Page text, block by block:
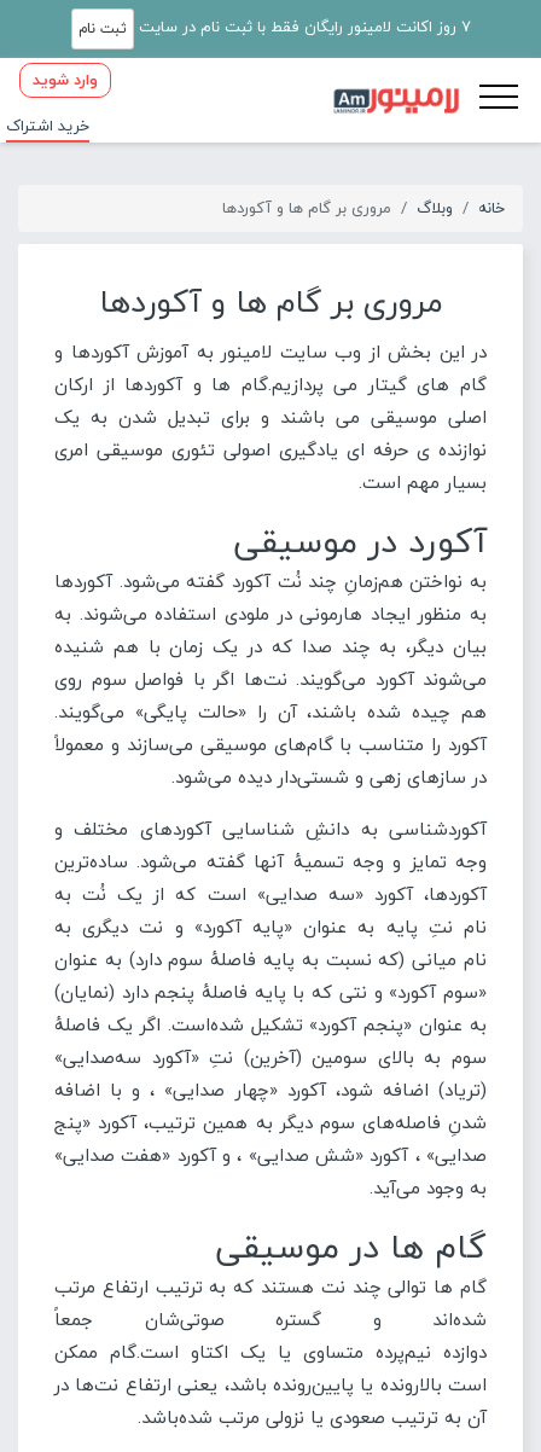
7 روز اکانت لامینور رایگان فقط با ثبت نام در سایت ثبت نام
وارد شوید
خرید اشتراک
خانه وبلاگ مروری بر گام ها و آکوردها
مروری بر گام ها و آکوردها
در این بخش از وب سایت لامینور به آموزش آکوردها و
گام های گیتار می پردازیم.گام ها و آکوردها از ارکان
اصلی موسیقی می باشند و برای تبدیل شدن به یک
نوازنده ی حرفه ای یادگیری اصولی تئوری موسیقی امری
بسیار مهم است.
آکورد در موسیقی
به نواختن هم‌زمانِ چند نُت آکورد گفته می‌شود. آکوردها
به منظور ایجاد هارمونی در ملودی استفاده می‌شوند. به
بیان دیگر، به چند صدا که در یک زمان با هم شنیده
می‌شوند آکورد می‌گویند. نت‌ها اگر با فواصل سوم روی
هم چیده شده باشند، آن را «حالت پایگی» می‌گویند.
آکورد را متناسب با گام‌های موسیقی می‌سازند و معمولاً
در سازهای زهی و شستی‌دار دیده می‌شود.
آکوردشناسی به دانشِ شناسایی آکوردهای مختلف و
وجه تمایز و وجه تسمیهٔ آنها گفته می‌شود. ساده‌ترین
آکوردها، آکورد «سه صدایی» است که از یک نُت به
نام نتِ پایه به عنوان «پایه آکورد» و نت دیگری به
نام میانی (که نسبت به پایه فاصلهٔ سوم دارد) به عنوان
«سوم آکورد» و نتی که با پایه فاصلهٔ پنجم دارد (نمایان)
به عنوان «پنجم آکورد» تشکیل شده‌است. اگر یک فاصلهٔ
سوم به بالای سومین (آخرین) نتِ «آکورد سه‌صدایی»
(تریاد) اضافه شود، آکورد «چهار صدایی» ، و با اضافه
شدنِ فاصله‌های سوم دیگر به همین ترتیب، آکورد «پنج‌
صدایی» ، آکورد «شش‌ صدایی» ، و آکورد «هفت‌ صدایی»
به وجود می‌آید.
گام ها در موسیقی
گام ها توالی چند نت هستند که به ترتیب ارتفاع مرتب
شده‌اند و گستره صوتی‌شان جمعاً
دوازده نیم‌پرده متساوی یا یک اکتاو است.گام ممکن
است بالارونده یا پایین‌رونده باشد، یعنی ارتفاع نت‌ها در
آن به ترتیب صعودی یا نزولی مرتب شده‌باشد.